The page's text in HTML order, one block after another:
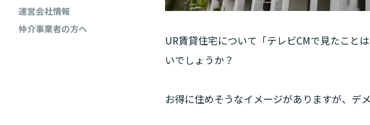
運営会社情報
仲介事業者の方へ
UR賃貸住宅について「テレビCMで見たこと
いでしょうか？
お得に住めそうなイメージがありますが、デ